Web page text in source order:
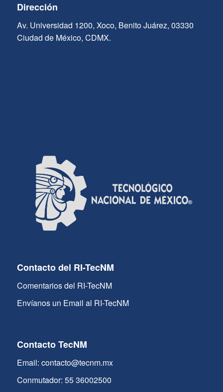
Dirección
Av. Universidad 1200, Xoco, Benito Juárez, 03330
Ciudad de México, CDMX.
Contacto del RI-TecNM
Comentarios del RI-TecNM
Envíanos un Email al RI-TecNM
Contacto TecNM
Email: contacto@tecnm.mx
Conmutador: 55 36002500